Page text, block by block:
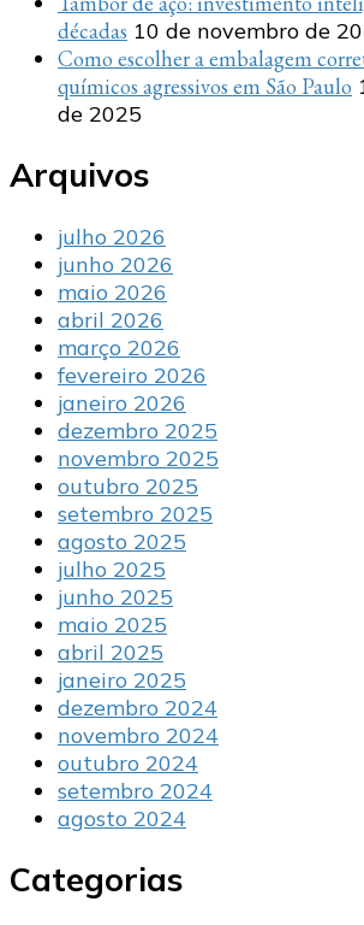
décadas 10 de novembro de
Como escolher a embalagem
químicos agressivos em São Paulo
de 2025
Arquivos
julho 2026
junho 2026
maio 2026
abril 2026
março 2026
fevereiro 2026
janeiro 2026
dezembro 2025
novembro 2025
outubro 2025
setembro 2025
agosto 2025
julho 2025
junho 2025
maio 2025
abril 2025
janeiro 2025
dezembro 2024
novembro 2024
outubro 2024
setembro 2024
agosto 2024
Categorias